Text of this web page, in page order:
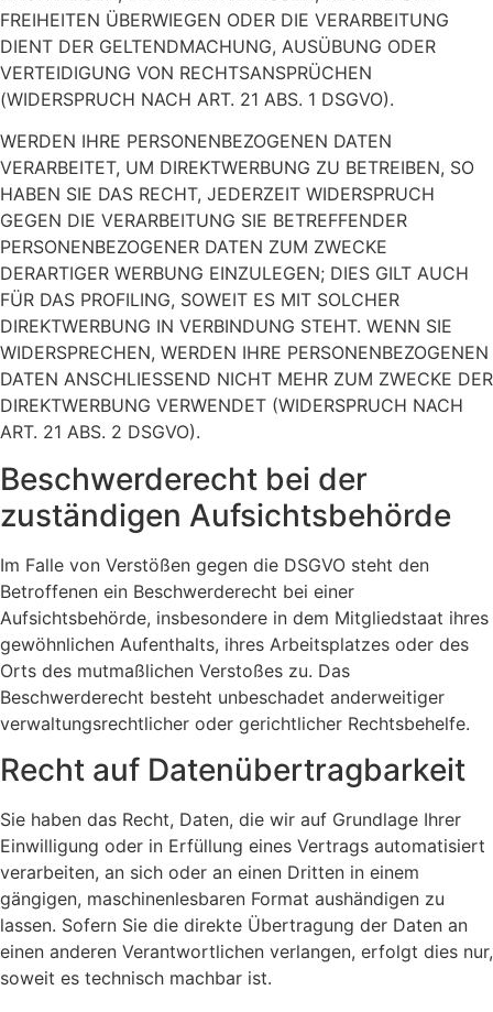
FREIHEITEN ÜBERWIEGEN ODER DIE VERARBEITUNG
DIENT DER GELTENDMACHUNG, AUSÜBUNG ODER
VERTEIDIGUNG VON RECHTSANSPRÜCHEN
(WIDERSPRUCH NACH ART. 21 ABS. 1 DSGVO).
WERDEN IHRE PERSONENBEZOGENEN DATEN
VERARBEITET, UM DIREKTWERBUNG ZU BETREIBEN, SO
HABEN SIE DAS RECHT, JEDERZEIT WIDERSPRUCH
GEGEN DIE VERARBEITUNG SIE BETREFFENDER
PERSONENBEZOGENER DATEN ZUM ZWECKE
DERARTIGER WERBUNG EINZULEGEN; DIES GILT AUCH
FÜR DAS PROFILING, SOWEIT ES MIT SOLCHER
DIREKTWERBUNG IN VERBINDUNG STEHT. WENN SIE
WIDERSPRECHEN, WERDEN IHRE PERSONENBEZOGENEN
DATEN ANSCHLIESSEND NICHT MEHR ZUM ZWECKE DER
DIREKTWERBUNG VERWENDET (WIDERSPRUCH NACH
ART. 21 ABS. 2 DSGVO).
Beschwerde­recht bei der
zuständigen Aufsichts­behörde
Im Falle von Verstößen gegen die DSGVO steht den
Betroffenen ein Beschwerderecht bei einer
Aufsichtsbehörde, insbesondere in dem Mitgliedstaat ihres
gewöhnlichen Aufenthalts, ihres Arbeitsplatzes oder des
Orts des mutmaßlichen Verstoßes zu. Das
Beschwerderecht besteht unbeschadet anderweitiger
verwaltungsrechtlicher oder gerichtlicher Rechtsbehelfe.
Recht auf Daten­übertrag­barkeit
Sie haben das Recht, Daten, die wir auf Grundlage Ihrer
Einwilligung oder in Erfüllung eines Vertrags automatisiert
verarbeiten, an sich oder an einen Dritten in einem
gängigen, maschinenlesbaren Format aushändigen zu
lassen. Sofern Sie die direkte Übertragung der Daten an
einen anderen Verantwortlichen verlangen, erfolgt dies nur,
soweit es technisch machbar ist.